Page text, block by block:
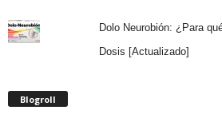
Dolo Neurobión: ¿Para
Dosis [Actualizado]
Blogroll